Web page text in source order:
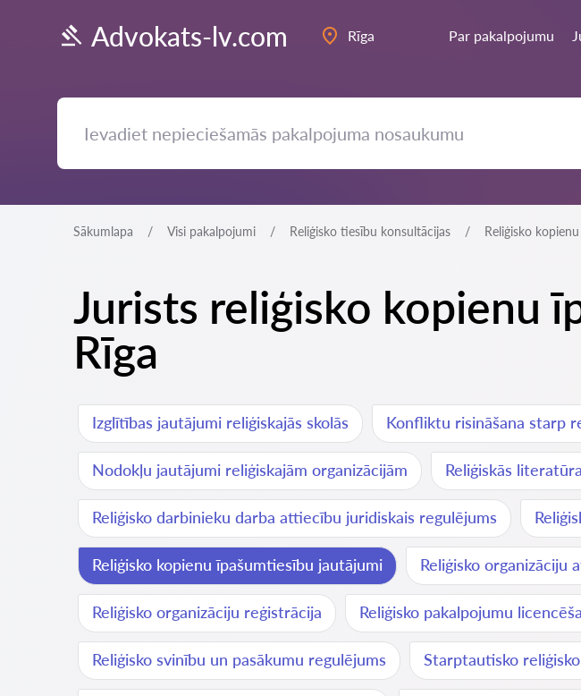
Advokats-lv.com Rīga Par pakalpojumu
Sākumlapa Visi pakalpojumi Reliģisko tiesību konsultācijas Reliģisko
Jurists reliģisko kopienu
Rīga
Izglītības jautājumi reliģiskajās skolās Konfliktu risināšana starp
Nodokļu jautājumi reliģiskajām organizācijām Reliģiskās
Reliģisko darbinieku darba attiecību juridiskais regulējums
Reliģisko kopienu īpašumtiesību jautājumi Reliģisko organizāciju
Reliģisko organizāciju reģistrācija Reliģisko pakalpojumu
Reliģisko svinību un pasākumu regulējums Starptautisko